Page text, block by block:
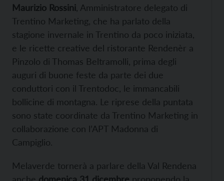
Maurizio Rossini , Amministratore delegato di
Trentino Marketing, che ha parlato della
stagione invernale in Trentino da poco iniziata,
e le ricette creative del ristorante Rendenèr a
Pinzolo di Thomas Beltramolli, prima degli
auguri di buone feste da parte dei due
conduttori con il Trentodoc, le immancabili
bollicine di montagna. Le riprese della puntata
sono state coordinate da Trentino Marketing in
collaborazione con l’APT Madonna di
Campiglio.
Melaverde tornerà a parlare della Val Rendena
anche domenica 31 dicembre proponendo la